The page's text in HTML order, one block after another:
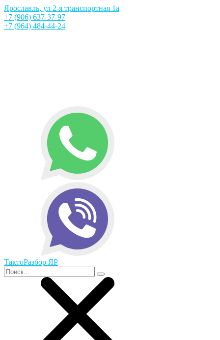
Ярославль, ул 2-я транспортная 1а
+7 (906) 637-37-97
+7 (964) 484-44-24
ТактоРазбор ЯР